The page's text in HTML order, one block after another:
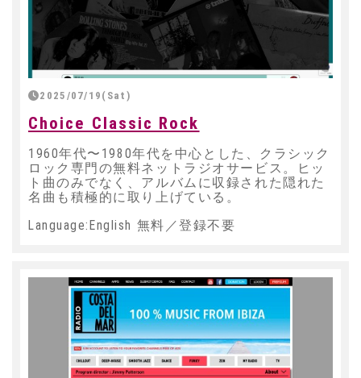
2025/07/19(Sat)
Choice Classic Rock
1960年代〜1980年代を中心とした、クラシック
ロック専門の無料ネットラジオサービス。ヒッ
ト曲のみでなく、アルバムに収録された隠れた
名曲も積極的に取り上げている。
Language:English 無料／登録不要